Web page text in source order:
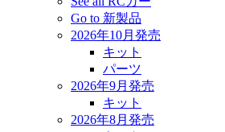
Go to 新製品
2026年10月発売
キット
パーツ
2026年9月発売
キット
2026年8月発売